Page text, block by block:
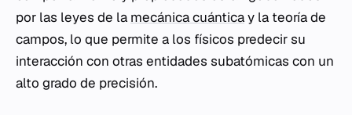
por las leyes de la mecánica cuánticay la teoría de
campos, lo que permite a los físicos predecir su
interacción con otras entidades subatómicas con un
alto grado de precisión.